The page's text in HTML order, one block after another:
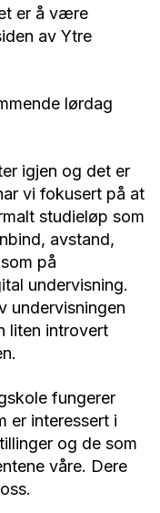
er å være
av Ytre
lørdag
igjen og det er
vi fokusert på at
studieløp som
avstand,
på
undervisning.
undervisningen
liten introvert
fungerer
er interessert i
og de som
våre. Dere